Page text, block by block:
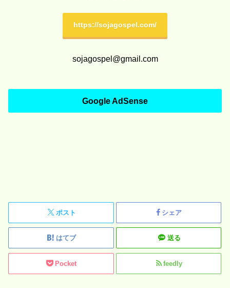
https://sojagospel.com/
sojagospel@gmail.com
Google AdSense
ポスト シェア
はてブ 送る
Pocket feedly